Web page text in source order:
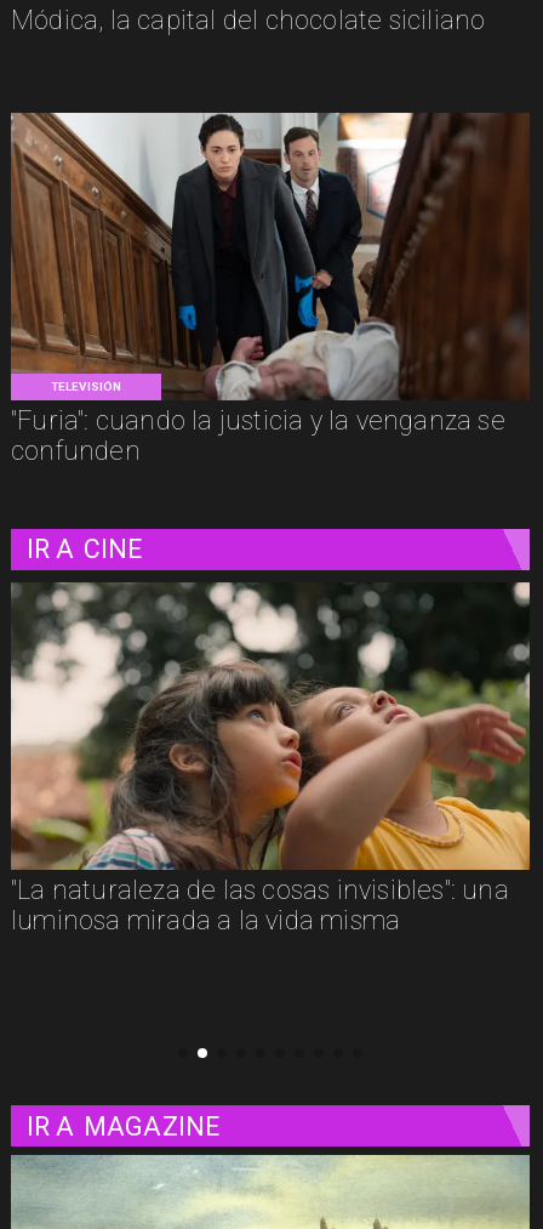
Módica, la capital del chocolate siciliano
TELEVISIÓN
"Furia": cuando la justicia y la venganza se
confunden
IR A CINE
Adiós a Chuck Russell: el director que
convirtió nuestras pesadillas y fantasías en
IR A MAGAZINE